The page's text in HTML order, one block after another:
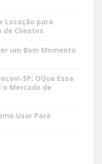
Locação para
de Clientes
um Bom Momento
SP: OQue Essa
Mercado de
Usar Para